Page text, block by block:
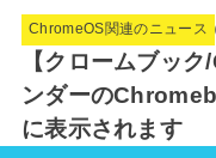
ChromeOS関連のニュース
【クロームブッ
ンダーの
に表示されます